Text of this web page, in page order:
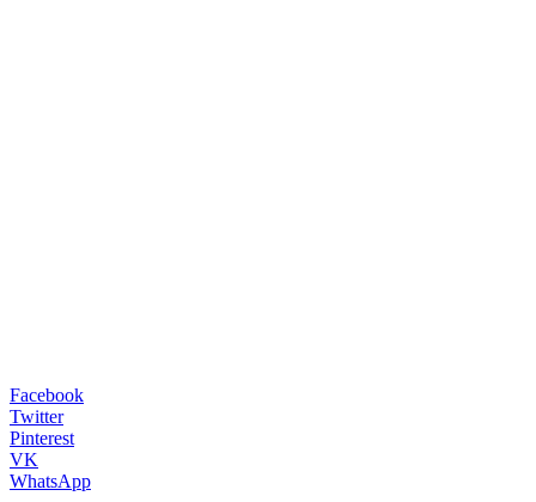
Facebook
Twitter
Pinterest
VK
WhatsApp